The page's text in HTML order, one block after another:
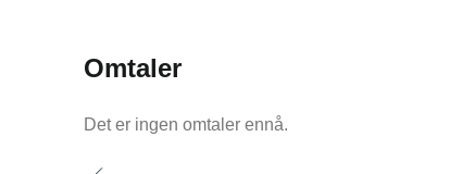
Omtaler
Det er ingen omtaler ennå.